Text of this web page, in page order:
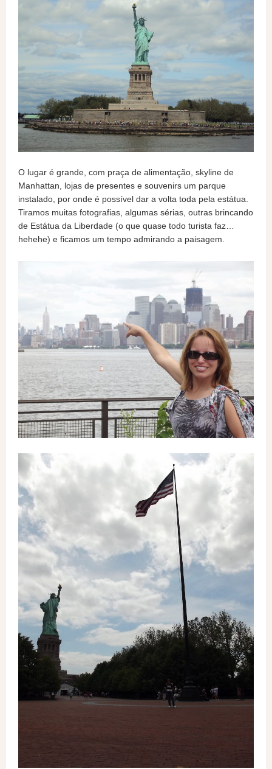
O lugar é grande, com praça de alimentação, skyline de
Manhattan, lojas de presentes e souvenirs um parque
instalado, por onde é possível dar a volta toda pela estátua.
Tiramos muitas fotografias, algumas sérias, outras brincando
de Estátua da Liberdade (o que quase todo turista faz…
hehehe) e ficamos um tempo admirando a paisagem.